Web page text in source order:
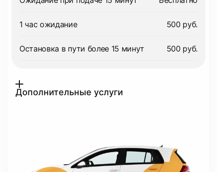
1 час ожидание 500 руб.
Остановка в пути более 15 минут 500 руб.
Дополнительные услуги